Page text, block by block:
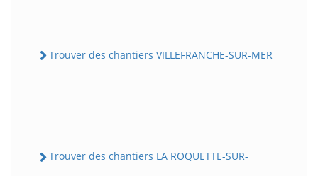
Trouver des chantiers VILLEFRANCHE-SUR-MER
Trouver des chantiers LA ROQUETTE-SUR-